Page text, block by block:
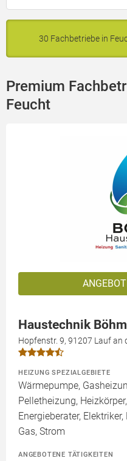
30 Fachbetriebe in
Premium
Feucht
Haustechnik
Hopfenstr. 9, 91207 Lauf an
HEIZUNG SPEZIALGEBIETE
Wärmepumpe,
Pelletheizung,
Energieberater,
Gas, Strom
ANGEBOTENE TÄTIGKEITEN